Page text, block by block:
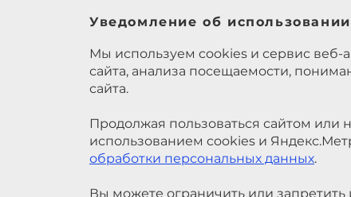
Уведомление об
Мы используем cookies и сервис веб-
сайта, анализа посещаемости,
сайта.
Продолжая пользоваться сайтом или
использованием cookies и
обработки персональных данных.
Вы можете ограничить или запретить